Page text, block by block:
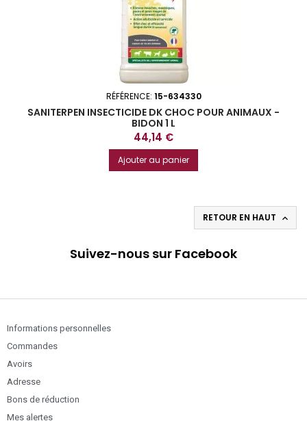
RÉFÉRENCE: 15-634330
SANITERPEN INSECTICIDE DK CHOC POUR ANIMAUX -
BIDON 1 L
Prix
44,14 €
Ajouter au panier
RETOUR EN HAUT 
Suivez-nous sur Facebook
Informations personnelles
Commandes
Avoirs
Adresse
Bons de réduction
Mes alertes